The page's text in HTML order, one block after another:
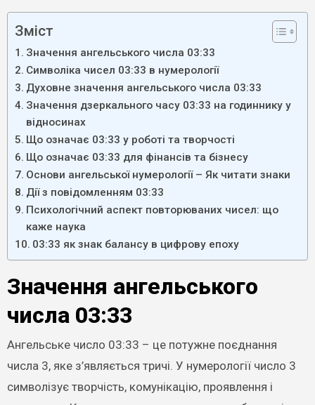
Зміст
Значення ангельського числа 03:33
Символіка чисел 03:33 в нумерології
Духовне значення ангельського числа 03:33
Значення дзеркального часу 03:33 на годиннику у
відносинах
Що означає 03:33 у роботі та творчості
Що означає 03:33 для фінансів та бізнесу
Основи ангельської нумерології – Як читати знаки
Дії з повідомленням 03:33
Психологічний аспект повторюваних чисел: що
каже наука
03:33 як знак балансу в цифрову епоху
Значення ангельського
числа 03:33
Ангельське число 03:33 – це потужне поєднання
числа 3, яке з’являється тричі. У нумерології число 3
символізує творчість, комунікацію, проявлення і